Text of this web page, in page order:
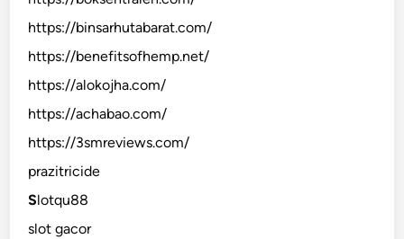
https://binsarhutabarat.com/
https://benefitsofhemp.net/
https://alokojha.com/
https://achabao.com/
https://3smreviews.com/
prazitricide
Slotqu88
slot gacor